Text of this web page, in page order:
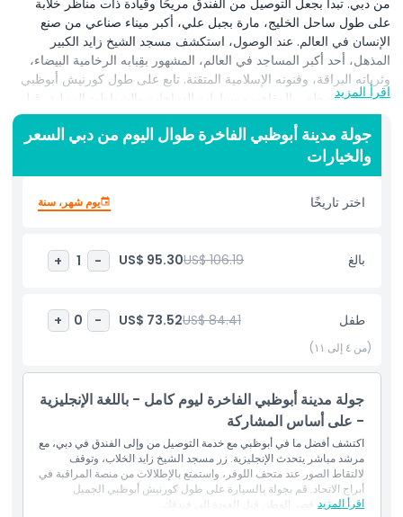
من دبي. تبدأ بجعل التوصيل من الفندق مريحًا وقيادة ذات مناظر خلابة
على طول ساحل الخليج، مارة بجبل علي، أكبر ميناء صناعي من صنع
الإنسان في العالم. عند الوصول، استكشف مسجد الشيخ زايد الكبير
المذهل، أحد أكبر المساجد في العالم، المشهور بقِبابه الرخامية البيضاء،
وثرياته البراقة، وفنونه الإسلامية المتقنة. تابع على طول كورنيش أبوظبي
الخلاب، المصطف بالمقاهي ومسارات الدراجات والشواطئ الرملية، قبل
التوقف لالتقاط الصور عند فندق قصر الإمارات الفاخر. بعد ذلك، ارتقِ إلى
علوٍّ جديد في منصة المراقبة في برجي الاتحاد، التي تقدم إطلالات
بانورامية على أفق المدينة المتلألئ، بما في ذلك القصر الرئاسي. بعد وقت
حر للغداء في مارينا مول (على نفقاتك)، انغمس في عظمة قصر الوطن،
القصر الرئاسي لدولة الإمارات. اكتسب نظرة على التراث العربي والحكم
ورؤية الوطن للمستقبل أثناء إعجابك بمعماره ومعروضاته المذهلة. اختتم
المتضمنات
سياسة الأطفال والبالغين
وقت الالتقاط ووقت التوصيل
اقرأ المزيد
جولة مدينة أبوظبي الفاخرة طوال اليوم من دبي السعر
والخيارات
اختر تاريخًا يوم شهر، سنة
بالغ US$ 106.19
US$ 95.30
-
1
+
طفل US$ 84.41
US$ 73.52
-
0
+
(من ٤ إلى ١١)
جولة مدينة أبوظبي الفاخرة ليوم كامل - باللغة الإنجليزية
- على أساس المشاركة
اكتشف أفضل ما في أبوظبي مع خدمة التوصيل من وإلى الفندق في دبي، مع
مرشد مباشر يتحدث الإنجليزية. زر مسجد الشيخ زايد الخلاب، وتوقف
لالتقاط الصور عند متحف اللوفر، واستمتع بالإطلالات من منصة المراقبة في
أبراج الاتحاد. قم بجولة بالسيارة على طول كورنيش أبوظبي الجميل
واستكشف قصر الوطن قبل العودة إلى فندقك.
اقرأ المزيد